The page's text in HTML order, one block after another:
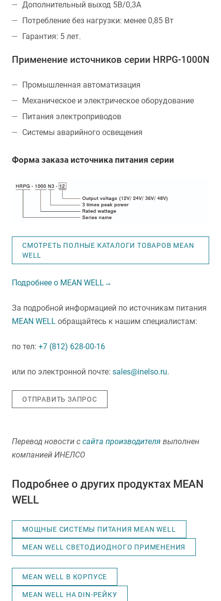
Дополнительный выход 5В/0,3А
Потребление без нагрузки: менее 0,85 Вт
Гарантия: 5 лет.
Применение источников серии HRPG-1000N
Промышленная автоматизация
Механическое и электрическое оборудование
Питания электроприводов
Системы аварийного освещения
Форма заказа источника питания серии
СМОТРЕТЬ ПОЛНЫЕ КАТАЛОГИ ТОВАРОВ MEAN
WELL
Подробнее о MEAN WELL→
За подробной информацией по источникам питания
MEAN WELL обращайтесь к нашим специалистам:
по тел: +7 (812) 628-00-16
или по электронной почте: sales@inelso.ru.
ОТПРАВИТЬ ЗАПРОС
Перевод новости с сайта производителя выполнен
компанией ИНЕЛСО
Подробнее о других продуктах MEAN
WELL
МОЩНЫЕ СИСТЕМЫ ПИТАНИЯ MEAN WELL
MEAN WELL СВЕТОДИОДНОГО ПРИМЕНЕНИЯ
MEAN WELL В КОРПУСЕ
MEAN WELL НА DIN-РЕЙКУ